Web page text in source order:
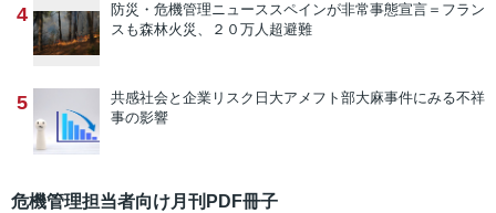
4 防災・危機管理ニューススペインが非常事態宣言＝フラン
スも森林火災、２０万人超避難
5 共感社会と企業リスク 日大アメフト部大麻事件にみる不祥
事の影響
危機管理担当者向け月刊PDF冊子